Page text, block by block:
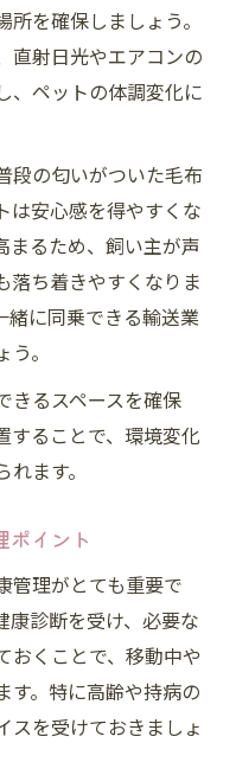
を確保しましょう。
直射日光やエアコンの
、ペットの体調変化に
段の匂いがついた毛布
は安心感を得やすくな
まるため、飼い主が声
落ち着きやすくなりま
緒に同乗できる輸送業
。
きるスペースを確保
することで、環境変化
ます。
ポイント
管理がとても重要で
康診断を受け、必要な
おくことで、移動中や
す。特に高齢や持病の
スを受けておきましょ